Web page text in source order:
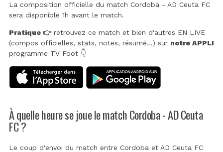
La composition officielle du match Cordoba - AD Ceuta FC
sera disponible 1h avant le match.
Pratique 👉retrouvez ce match et bien d'autres EN LIVE
(compos officielles, stats, notes, résumé...) sur notre APPLI
programme TV Foot 👇
À quelle heure se joue le match Cordoba - AD Ceuta
FC ?
Le coup d'envoi du match entre Cordoba et AD Ceuta FC